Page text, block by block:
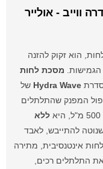
ווייב - אולייר
הוא זקוק להזנה
מסכת לחות
Hydra Wave של
המפנק שהתלתלים
ללא
להתייבש, לאבד
אינטנסיבית, מתירה
התלתלים רכים,